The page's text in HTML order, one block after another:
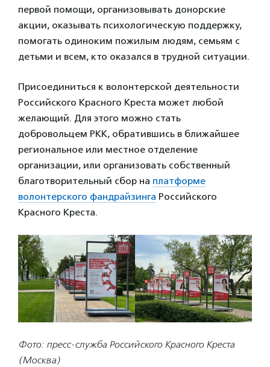
первой помощи, организовывать донорские
акции, оказывать психологическую поддержку,
помогать одиноким пожилым людям, семьям с
детьми и всем, кто оказался в трудной ситуации.
Присоединиться к волонтерской деятельности
Российского Красного Креста может любой
желающий. Для этого можно стать
добровольцем РКК, обратившись в ближайшее
региональное или местное отделение
организации, или организовать собственный
благотворительный сбор на платформе
волонтерского фандрайзинга Российского
Красного Креста.
Фото: пресс-служба Российского Красного Креста
(Москва)